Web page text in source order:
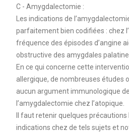
C - Amygdalectomie :
Les indications de
parfaitement bien codifiées : chez
fréquence des épisodes d’angine
obstructive des amygdales
En ce qui concerne cette
allergique, de nombreuses études
aucun argument immunologique
l’amygdalectomie chez l’atopique.
Il faut retenir quelques précautions
indications chez de tels sujets et